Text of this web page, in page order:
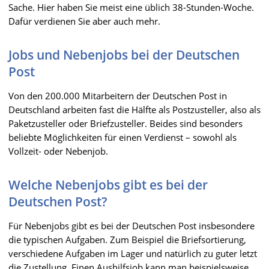
Sache. Hier haben Sie meist eine üblich 38-Stunden-Woche.
Dafür verdienen Sie aber auch mehr.
Jobs und Nebenjobs bei der Deutschen
Post
Von den 200.000 Mitarbeitern der Deutschen Post in
Deutschland arbeiten fast die Hälfte als Postzusteller, also als
Paketzusteller oder Briefzusteller. Beides sind besonders
beliebte Möglichkeiten für einen Verdienst – sowohl als
Vollzeit- oder Nebenjob.
Welche Nebenjobs gibt es bei der
Deutschen Post?
Für Nebenjobs gibt es bei der Deutschen Post insbesondere
die typischen Aufgaben. Zum Beispiel die Briefsortierung,
verschiedene Aufgaben im Lager und natürlich zu guter letzt